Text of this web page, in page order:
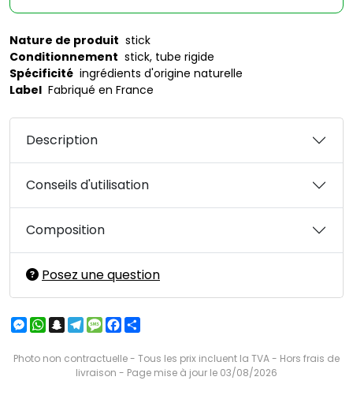
Nature de produit stick
Conditionnement stick, tube rigide
Spécificité ingrédients d'origine naturelle
Label Fabriqué en France
Description
Conseils d'utilisation
Composition
Posez une question
Messenger
WhatsApp
Snapchat
Telegram
MessageFacebook
Photo non contractuelle - Tous les prix incluent la TVA - Hors frais de
livraison - Page mise à jour le 03/08/2026